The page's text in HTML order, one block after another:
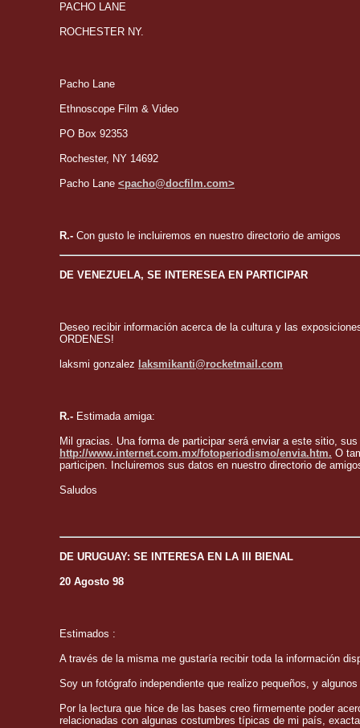
PACHO LANE
ROCHESTER NY.
Pacho Lane
Ethnoscope Film & Video
PO Box 92353
Rochester, NY 14692
Pacho Lane <pacho@docfilm.com>
R.- Con gusto le incluiremos en nuestro directorio de amigos
DE VENEZUELA, SE INTERESEA EN PARTICIPAR
Deseo recibir información acerca de la cultura y las
ORDENES!
laksmi gonzalez laksmikanti@rocketmail.com
R.- Estimada amiga:
Mil gracias. Una forma de participar será enviar a este sitio,
http://www.internet.com.mx/fotoperiodismo/envia.htm. O
participen. Incluiremos sus datos en nuestro directorio de
Saludos
DE URUGUAY: SE INTERESA EN LA III BIENAL
20 Agosto 98
Estimados :
A través de la misma me gustaría recibir toda la información
Soy un fotógrafo independiente que realizo pequeños, y
Por la lectura que hice de las bases creo firmemente poder
relacionadas con algunas costumbres típicas de mi país,